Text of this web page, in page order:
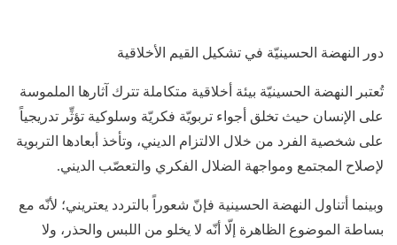
دور النهضة الحسينيّة في تشكيل القيم الأخلاقية
تُعتبر النهضة الحسينيّة بيئة أخلاقية متكاملة تترك آثارها الملموسة
على الإنسان حيث تخلق أجواء تربويّة فكريّة وسلوكية تؤثِّر تدريجياً
على شخصية الفرد من خلال الالتزام الديني، وتأخذ أبعادها التربوية
لإصلاح المجتمع ومواجهة الضلال الفكري والتعصّب الديني.
وبينما أتناول النهضة الحسينية فإنّ شعوراً بالتردد يعتريني؛ لأنّه مع
بساطة الموضوع الظاهرة إلّا أنّه لا يخلو من اللبس والحذر، ولا